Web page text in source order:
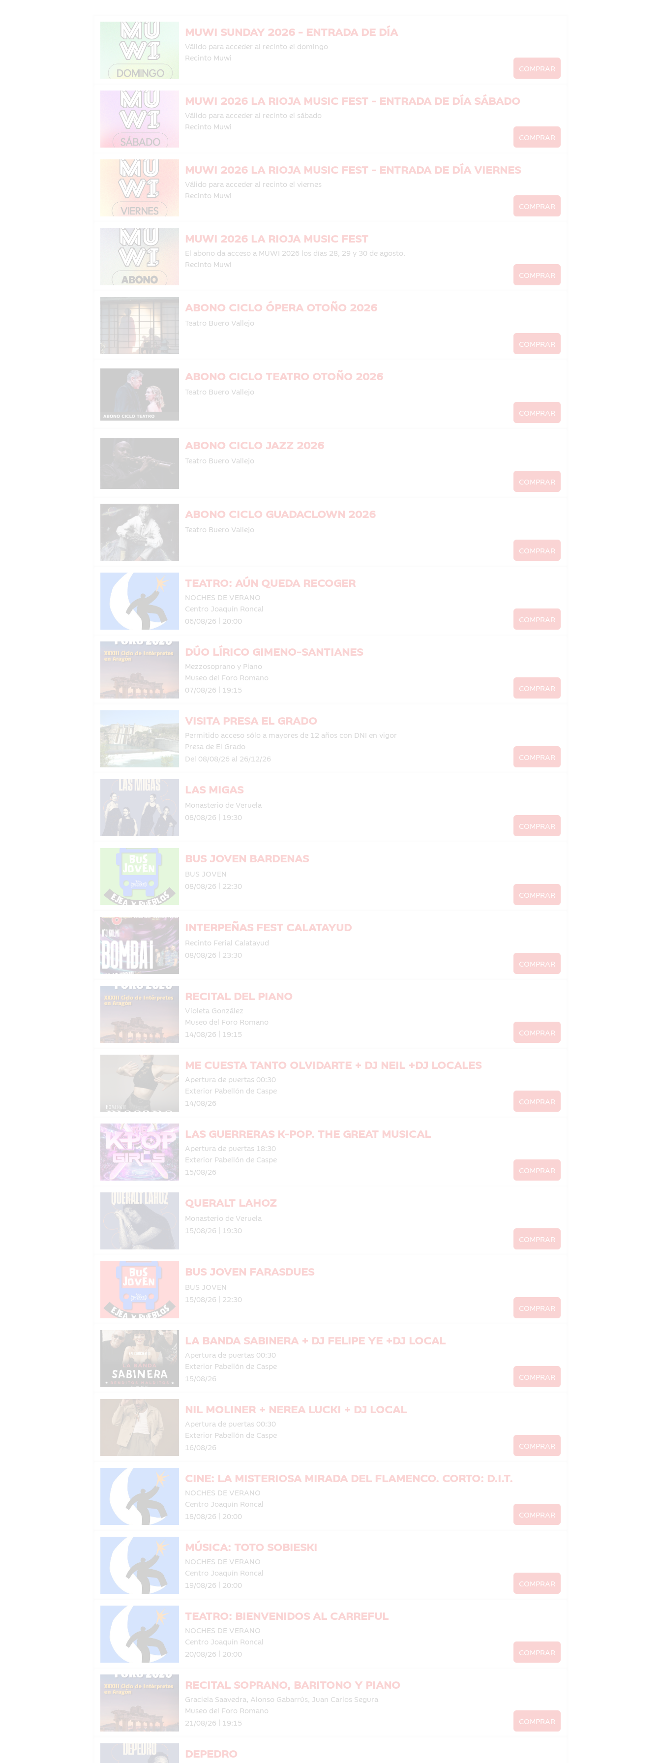
MUWI SUNDAY 2026 - ENTRADA DE DÍA
Válido para acceder al recinto el domingo
Recinto Muwi
COMPRAR
MUWI 2026 LA RIOJA MUSIC FEST - ENTRADA DE DÍA SÁBADO
Válido para acceder al recinto el sábado
Recinto Muwi
COMPRAR
MUWI 2026 LA RIOJA MUSIC FEST - ENTRADA DE DÍA VIERNES
Válido para acceder al recinto el viernes
Recinto Muwi
COMPRAR
MUWI 2026 LA RIOJA MUSIC FEST
El abono da acceso a MUWI 2026 los días 28, 29 y 30 de agosto.
Recinto Muwi
COMPRAR
ABONO CICLO ÓPERA OTOÑO 2026
Teatro Buero Vallejo
COMPRAR
ABONO CICLO TEATRO OTOÑO 2026
Teatro Buero Vallejo
COMPRAR
ABONO CICLO JAZZ 2026
Teatro Buero Vallejo
COMPRAR
ABONO CICLO GUADACLOWN 2026
Teatro Buero Vallejo
COMPRAR
TEATRO: AÚN QUEDA RECOGER
NOCHES DE VERANO
Centro Joaquín Roncal
06/08/26 | 20:00
COMPRAR
DÚO LÍRICO GIMENO-SANTIANES
Mezzosoprano y Piano
Museo del Foro Romano
07/08/26 | 19:15
COMPRAR
VISITA PRESA EL GRADO
Permitido acceso sólo a mayores de 12 años con DNI en vigor
Presa de El Grado
Del 08/08/26 al 26/12/26
COMPRAR
LAS MIGAS
Monasterio de Veruela
08/08/26 | 19:30
COMPRAR
BUS JOVEN BARDENAS
BUS JOVEN
08/08/26 | 22:30
COMPRAR
INTERPEÑAS FEST CALATAYUD
Recinto Ferial Calatayud
08/08/26 | 23:30
COMPRAR
RECITAL DEL PIANO
Violeta González
Museo del Foro Romano
14/08/26 | 19:15
COMPRAR
ME CUESTA TANTO OLVIDARTE + DJ NEIL +DJ LOCALES
Apertura de puertas 00:30
Exterior Pabellón de Caspe
14/08/26
COMPRAR
LAS GUERRERAS K-POP. THE GREAT MUSICAL
Apertura de puertas 18:30
Exterior Pabellón de Caspe
15/08/26
COMPRAR
QUERALT LAHOZ
Monasterio de Veruela
15/08/26 | 19:30
COMPRAR
BUS JOVEN FARASDUES
BUS JOVEN
15/08/26 | 22:30
COMPRAR
LA BANDA SABINERA + DJ FELIPE YE +DJ LOCAL
Apertura de puertas 00:30
Exterior Pabellón de Caspe
15/08/26
COMPRAR
NIL MOLINER + NEREA LUCKI + DJ LOCAL
Apertura de puertas 00:30
Exterior Pabellón de Caspe
16/08/26
COMPRAR
CINE: LA MISTERIOSA MIRADA DEL FLAMENCO. CORTO: D.I.T.
NOCHES DE VERANO
Centro Joaquín Roncal
18/08/26 | 20:00
COMPRAR
MÚSICA: TOTO SOBIESKI
NOCHES DE VERANO
Centro Joaquín Roncal
19/08/26 | 20:00
COMPRAR
TEATRO: BIENVENIDOS AL CARREFUL
NOCHES DE VERANO
Centro Joaquín Roncal
20/08/26 | 20:00
COMPRAR
RECITAL SOPRANO, BARITONO Y PIANO
Graciela Saavedra, Alonso Gabarrús, Juan Carlos Segura
Museo del Foro Romano
21/08/26 | 19:15
COMPRAR
DEPEDRO